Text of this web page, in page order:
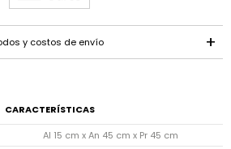
y costos de envío
CARACTERÍSTICAS
Al 15 cm x An 45 cm x Pr 45 cm